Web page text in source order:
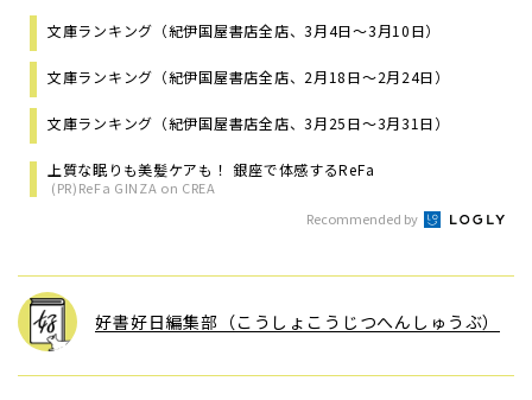
文庫ランキング（紀伊国屋書店全店、3月4日～3月10日）
文庫ランキング（紀伊国屋書店全店、2月18日～2月24日）
文庫ランキング（紀伊国屋書店全店、3月25日～3月31日）
上質な眠りも美髪ケアも！ 銀座で体感するReFa
(PR)ReFa GINZA on CREA
Recommended by
好書好日編集部（こうしょこうじつへんしゅうぶ）